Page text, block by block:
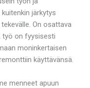
järkytys
On osattava
työ on fyysisesti
moninkertaisen
käyttävänsä.
menneet apuun